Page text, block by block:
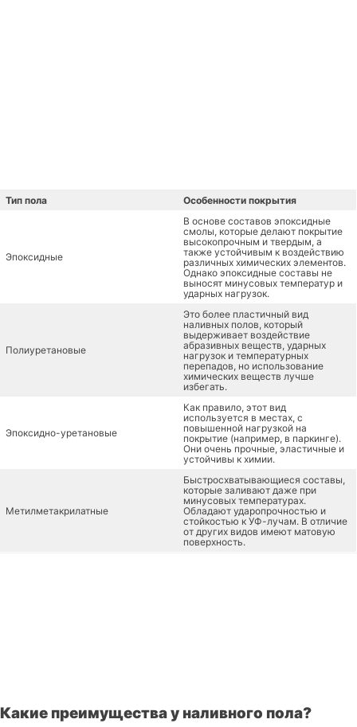
Тип пола Особенности покрытия
Эпоксидные
В основе составов эпоксидные
смолы, которые делают покрытие
высокопрочным и твердым, а
также устойчивым к воздействию
различных химических элементов.
Однако эпоксидные составы не
выносят минусовых температур и
ударных нагрузок.
Полиуретановые
Это более пластичный вид
наливных полов, который
выдерживает воздействие
абразивных веществ, ударных
нагрузок и температурных
перепадов, но использование
химических веществ лучше
избегать.
Эпоксидно-уретановые
Как правило, этот вид
используется в местах, с
повышенной нагрузкой на
покрытие (например, в паркинге).
Они очень прочные, эластичные и
устойчивы к химии.
Метилметакрилатные
Быстросхватывающиеся составы,
которые заливают даже при
минусовых температурах.
Обладают ударопрочностью и
стойкостью к УФ-лучам. В отличие
от других видов имеют матовую
поверхность.
Какие преимущества у наливного пола?